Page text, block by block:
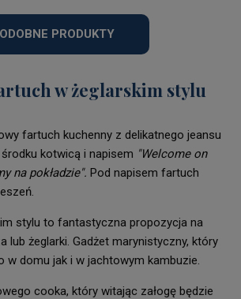
PRODUKTY
w żeglarskim stylu
fartuch kuchenny z delikatnego jeansu
kotwicą i napisem "Welcome on
na pokładzie". Pod napisem fartuch
stylu to fantastyczna propozycja na
lub żeglarki. Gadżet marynistyczny, który
w domu jak i w jachtowym kambuzie.
cooka, który witając załogę będzie